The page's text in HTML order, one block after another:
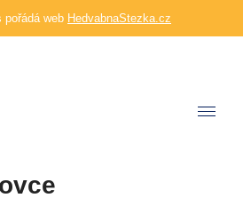
pořádá web HedvabnaStezka.cz